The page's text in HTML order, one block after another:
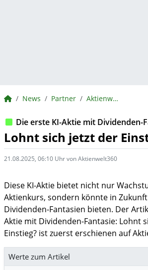
BörsenNEWS.de
News Partner Aktienwelt360
Die erste KI-Aktie mit Dividenden-
Lohnt sich jetzt der
21.08.2025, 06:10 Uhr von Aktienwelt360
Diese KI-Aktie bietet nicht nur
Aktienkurs, sondern könnte in
Dividenden-Fantasien bieten. Der
Aktie mit Dividenden-Fantasie: Lohnt
Einstieg? ist zuerst erschienen auf
Werte zum Artikel